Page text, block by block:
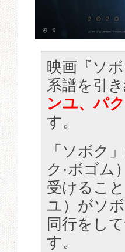
映画『ソ
系譜を引
ンユ、パ
す。
「ソボク
ク·ボゴム
受けるこ
ユ）がソ
同行をし
す。